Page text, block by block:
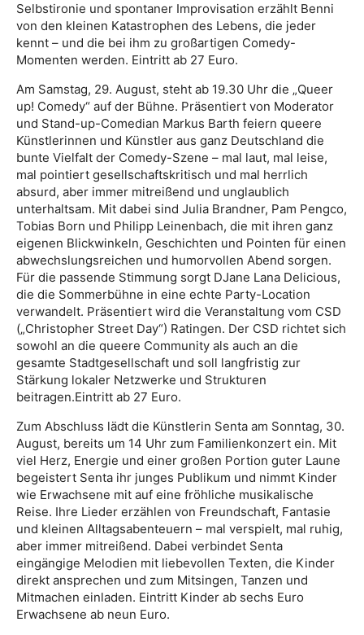
Selbstironie und spontaner Improvisation erzählt Benni
von den kleinen Katastrophen des Lebens, die jeder
kennt – und die bei ihm zu großartigen Comedy-
Momenten werden. Eintritt ab 27 Euro.
Am Samstag, 29. August, steht ab 19.30 Uhr die „Queer
up! Comedy“ auf der Bühne. Präsentiert von Moderator
und Stand-up-Comedian Markus Barth feiern queere
Künstlerinnen und Künstler aus ganz Deutschland die
bunte Vielfalt der Comedy-Szene – mal laut, mal leise,
mal pointiert gesellschaftskritisch und mal herrlich
absurd, aber immer mitreißend und unglaublich
unterhaltsam. Mit dabei sind Julia Brandner, Pam Pengco,
Tobias Born und Philipp Leinenbach, die mit ihren ganz
eigenen Blickwinkeln, Geschichten und Pointen für einen
abwechslungsreichen und humorvollen Abend sorgen.
Für die passende Stimmung sorgt DJane Lana Delicious,
die die Sommerbühne in eine echte Party-Location
verwandelt. Präsentiert wird die Veranstaltung vom CSD
(„Christopher Street Day“) Ratingen. Der CSD richtet sich
sowohl an die queere Community als auch an die
gesamte Stadtgesellschaft und soll langfristig zur
Stärkung lokaler Netzwerke und Strukturen
beitragen.Eintritt ab 27 Euro.
Zum Abschluss lädt die Künstlerin Senta am Sonntag, 30.
August, bereits um 14 Uhr zum Familienkonzert ein. Mit
viel Herz, Energie und einer großen Portion guter Laune
begeistert Senta ihr junges Publikum und nimmt Kinder
wie Erwachsene mit auf eine fröhliche musikalische
Reise. Ihre Lieder erzählen von Freundschaft, Fantasie
und kleinen Alltagsabenteuern – mal verspielt, mal ruhig,
aber immer mitreißend. Dabei verbindet Senta
eingängige Melodien mit liebevollen Texten, die Kinder
direkt ansprechen und zum Mitsingen, Tanzen und
Mitmachen einladen. Eintritt Kinder ab sechs Euro
Erwachsene ab neun Euro.